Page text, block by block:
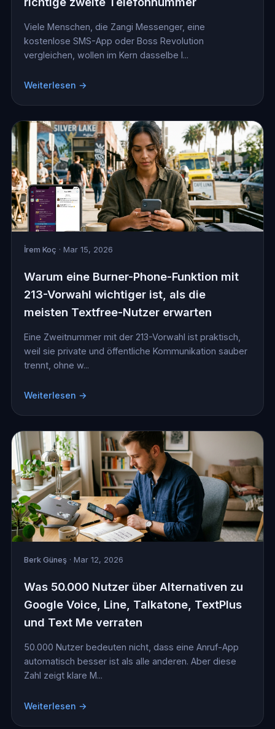
Viele Menschen, die Zangi Messenger, eine
kostenlose SMS-App oder Boss Revolution
vergleichen, wollen im Kern dasselbe l...
Weiterlesen →
İrem Koç · Mar 15, 2026
Warum eine Burner-Phone-Funktion mit
213-Vorwahl wichtiger ist, als die
meisten Textfree-Nutzer erwarten
Eine Zweitnummer mit der 213-Vorwahl ist praktisch,
weil sie private und öffentliche Kommunikation sauber
trennt, ohne w...
Weiterlesen →
Berk Güneş· Mar 12, 2026
Was 50.000 Nutzer über Alternativen zu
Google Voice, Line, Talkatone, TextPlus
und Text Me verraten
50.000 Nutzer bedeuten nicht, dass eine Anruf-App
automatisch besser ist als alle anderen. Aber diese
Zahl zeigt klare M...
Weiterlesen →